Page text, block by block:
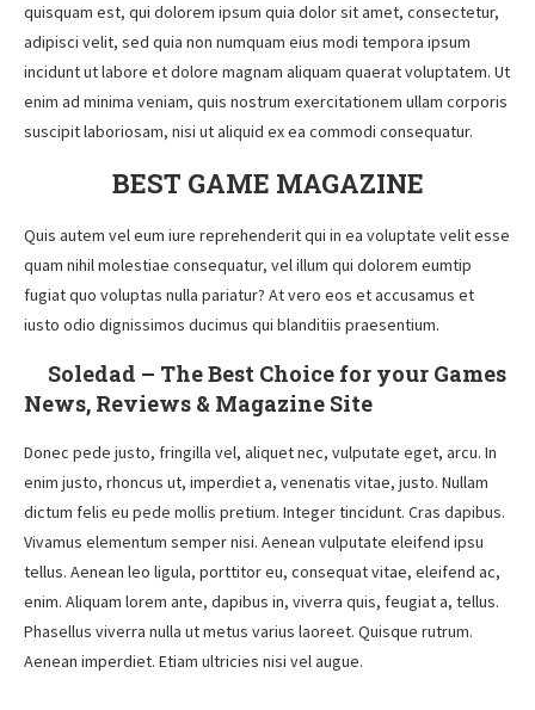
quisquam est, qui dolorem ipsum quia dolor sit amet, consectetur,
adipisci velit, sed quia non numquam eius modi tempora ipsum
incidunt ut labore et dolore magnam aliquam quaerat voluptatem. Ut
enim ad minima veniam, quis nostrum exercitationem ullam corporis
suscipit laboriosam, nisi ut aliquid ex ea commodi consequatur.
BEST GAME MAGAZINE
Quis autem vel eum iure reprehenderit qui in ea voluptate velit esse
quam nihil molestiae consequatur, vel illum qui dolorem eumtip
fugiat quo voluptas nulla pariatur? At vero eos et accusamus et
iusto odio dignissimos ducimus qui blanditiis praesentium.
Soledad – The Best Choice for your Games
News, Reviews & Magazine Site
Donec pede justo, fringilla vel, aliquet nec, vulputate eget, arcu. In
enim justo, rhoncus ut, imperdiet a, venenatis vitae, justo. Nullam
dictum felis eu pede mollis pretium. Integer tincidunt. Cras dapibus.
Vivamus elementum semper nisi. Aenean vulputate eleifend ipsu
tellus. Aenean leo ligula, porttitor eu, consequat vitae, eleifend ac,
enim. Aliquam lorem ante, dapibus in, viverra quis, feugiat a, tellus.
Phasellus viverra nulla ut metus varius laoreet. Quisque rutrum.
Aenean imperdiet. Etiam ultricies nisi vel augue.